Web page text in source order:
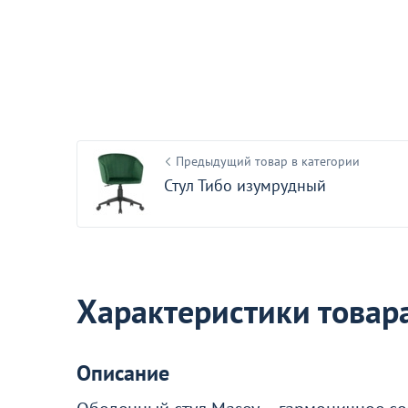
Предыдущий товар в категории
Стул Тибо изумрудный
Характеристики
Описание